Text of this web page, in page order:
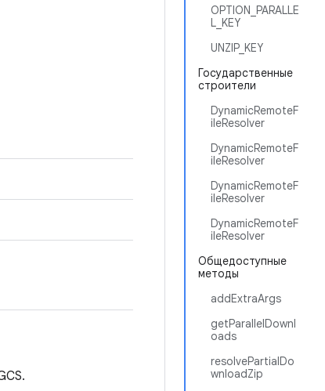
OPTION_PARALLE
L_KEY
UNZIP_KEY
Государственные
строители
DynamicRemoteF
ileResolver
DynamicRemoteF
ileResolver
DynamicRemoteF
ileResolver
DynamicRemoteF
ileResolver
Общедоступные
методы
addExtraArgs
getParallelDownl
oads
resolvePartialDo
wnloadZip